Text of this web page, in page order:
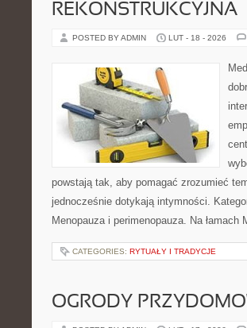
REKONSTRUKCYJNA
POSTED BY ADMIN LUT - 18 - 2026
powstają tak, aby pomagać zrozumieć
jednocześnie dotykają intymności.
Menopauza i perimenopauza. Na
CATEGORIES: RYTUAŁY I TRADYCJE
OGRODY